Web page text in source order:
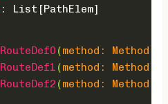
: List [PathElem]
RouteDef0 (method: Method
RouteDef1 (method: Method
RouteDef2 (method: Method